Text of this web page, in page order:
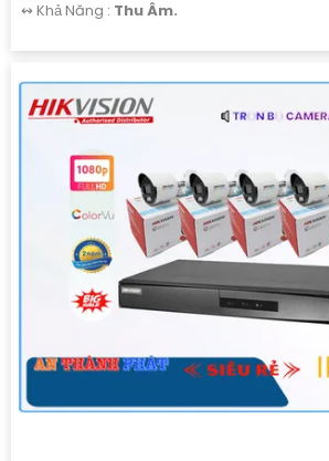
️↭ Khả Năng : Thu Âm.